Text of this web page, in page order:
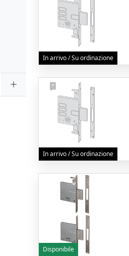
In arrivo / Su ordinazione
In arrivo / Su ordinazione
Disponibile